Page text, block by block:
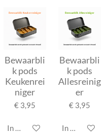
Bewaarbli
k pods
Keukenrei
niger
€ 3,95
In winkelwagen
Bewaarbli
k pods
Allesreinig
er
€ 3,95
In